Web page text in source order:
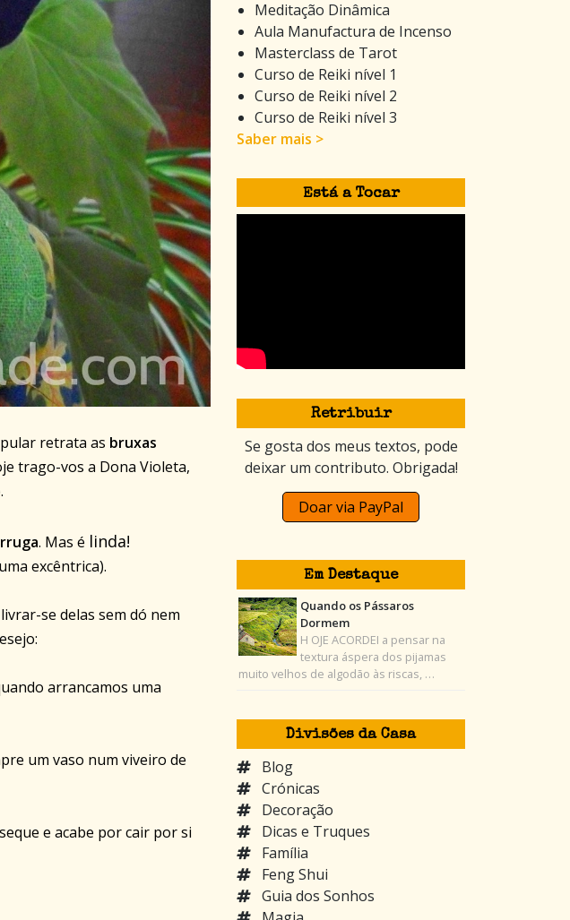
retrata as bruxas
trago-vos a Dona Violeta,
. Mas é linda!
excêntrica).
se delas sem dó nem
arrancamos uma
um vaso num viveiro de
e acabe por cair por si
Meditação Dinâmica
Aula Manufactura de Incenso
Masterclass de Tarot
Curso de Reiki nível 1
Curso de Reiki nível 2
Curso de Reiki nível 3
Saber mais >
Está a Tocar
Retribuir
Se gosta dos meus textos, pode
deixar um contributo. Obrigada!
Doar via PayPal
Em Destaque
Quando os Pássaros
Dormem
H OJE ACORDEI a pensar na
textura áspera dos pijamas
muito velhos de algodão às riscas, …
Divisões da Casa
Blog
Crónicas
Decoração
Dicas e Truques
Família
Feng Shui
Guia dos Sonhos